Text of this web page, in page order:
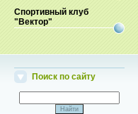
Спортивный клуб
"Вектор"
Поиск по сайту